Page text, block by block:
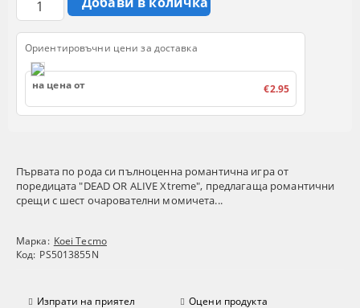
Първата по рода си пълноценна романтична игра от
поредицата "DEAD OR ALIVE Xtreme", предлагаща романтични
срещи с шест очарователни момичета...
Марка: Koei Tecmo
Код: PS5013855N
Изпрати на приятел Оцени продукта
Ориентировъчни цени за доставка
на цена от €2.95